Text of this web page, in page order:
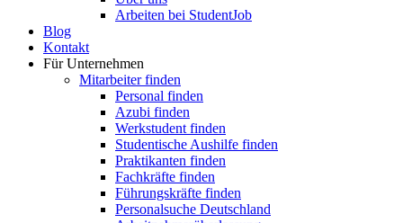
Arbeiten bei StudentJob
Blog
Kontakt
Für Unternehmen
Mitarbeiter finden
Personal finden
Azubi finden
Werkstudent finden
Studentische Aushilfe finden
Praktikanten finden
Fachkräfte finden
Führungskräfte finden
Personalsuche Deutschland